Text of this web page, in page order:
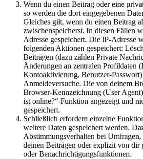
Wenn du einen Beitrag oder eine
so werden die dort eingegebenen
Gleiches gilt, wenn du einen Beitrag
zwischenspeicherst. In diesen Fällen
Adresse gespeichert. Die IP-Adresse
folgenden Aktionen gespeichert:
Beiträgen (dazu zählen Private
Änderungen an zentralen Profildaten
Kontoaktivierung, Benutzer-Passwort)
Anmeldeversuche. Die von deinem
Browser-Kennzeichnung (User
ist online?“-Funktion angezeigt und
gespeichert.
Schließlich erfordern einzelne
weitere Daten gespeichert werden.
Abstimmungsverhalten bei Umfragen,
deinen Beiträgen oder explizit von dir
oder Benachrichtigungsfunktionen.